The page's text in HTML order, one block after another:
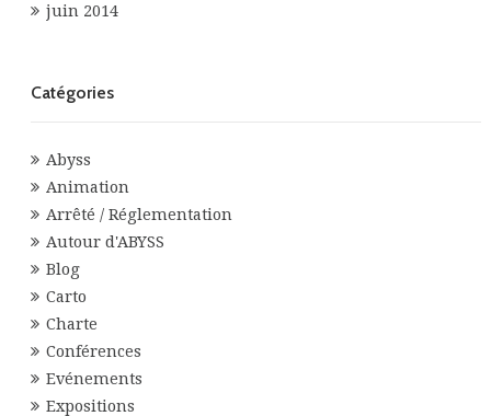
juin 2014
Catégories
Abyss
Animation
Arrêté / Réglementation
Autour d'ABYSS
Blog
Carto
Charte
Conférences
Evénements
Expositions